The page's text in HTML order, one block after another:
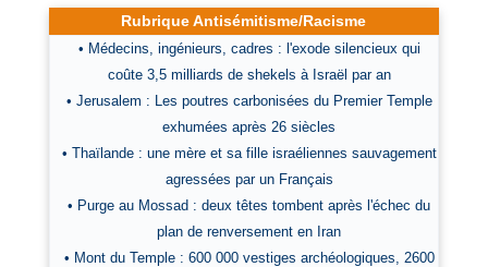
Rubrique Antisémitisme/Racisme
• Médecins, ingénieurs, cadres : l'exode silencieux qui
coûte 3,5 milliards de shekels à Israël par an
• Jerusalem : Les poutres carbonisées du Premier Temple
exhumées après 26 siècles
• Thaïlande : une mère et sa fille israéliennes sauvagement
agressées par un Français
• Purge au Mossad : deux têtes tombent après l'échec du
plan de renversement en Iran
• Mont du Temple : 600 000 vestiges archéologiques, 2600